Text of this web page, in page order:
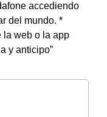
accediendo
del mundo. *
la web o la app
y anticipo”